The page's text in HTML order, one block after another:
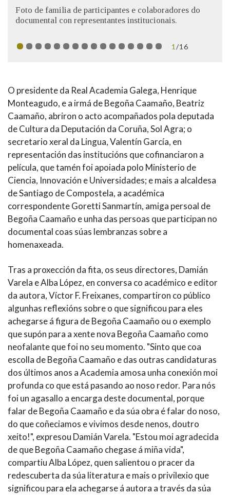
Foto de familia de participantes e colaboradores do
documental con representantes institucionais.
1 /16
O presidente da Real Academia Galega, Henrique
Monteagudo, e a irmá de Begoña Caamaño, Beatriz
Caamaño, abriron o acto acompañados pola deputada
de Cultura da Deputación da Coruña, Sol Agra; o
secretario xeral da Lingua, Valentín García, en
representación das institucións que cofinanciaron a
película, que tamén foi apoiada polo Ministerio de
Ciencia, Innovación e Universidades; e mais a alcaldesa
de Santiago de Compostela, a académica
correspondente Goretti Sanmartín, amiga persoal de
Begoña Caamaño e unha das persoas que participan no
documental coas súas lembranzas sobre a
homenaxeada.
Tras a proxección da fita, os seus directores, Damián
Varela e Alba López, en conversa co académico e editor
da autora, Víctor F. Freixanes, compartiron co público
algunhas reflexións sobre o que significou para eles
achegarse á figura de Begoña Caamaño ou o exemplo
que supón para a xente nova Begoña Caamaño como
neofalante que foi no seu momento. "Sinto que coa
escolla de Begoña Caamaño e das outras candidaturas
dos últimos anos a Academia amosa unha conexión moi
profunda co que está pasando ao noso redor. Para nós
foi un agasallo a encarga deste documental, porque
falar de Begoña Caamaño e da súa obra é falar do noso,
do que coñeciamos e vivimos desde nenos, doutro
xeito!", expresou Damián Varela. "Estou moi agradecida
de que Begoña Caamaño chegase á miña vida",
compartiu Alba López, quen salientou o pracer da
redescuberta da súa literatura e mais o privilexio que
significou para ela achegarse á autora a través da súa